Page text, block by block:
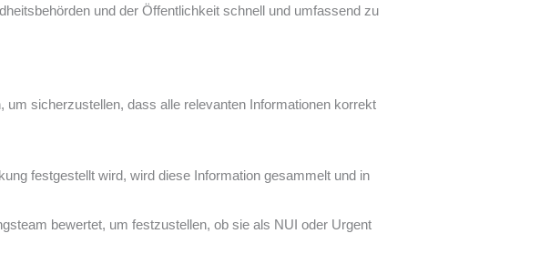
und der Öffentlichkeit schnell und umfassend zu
sicherzustellen, dass alle relevanten Informationen korrekt
festgestellt wird, wird diese Information gesammelt und in
bewertet, um festzustellen, ob sie als NUI oder Urgent